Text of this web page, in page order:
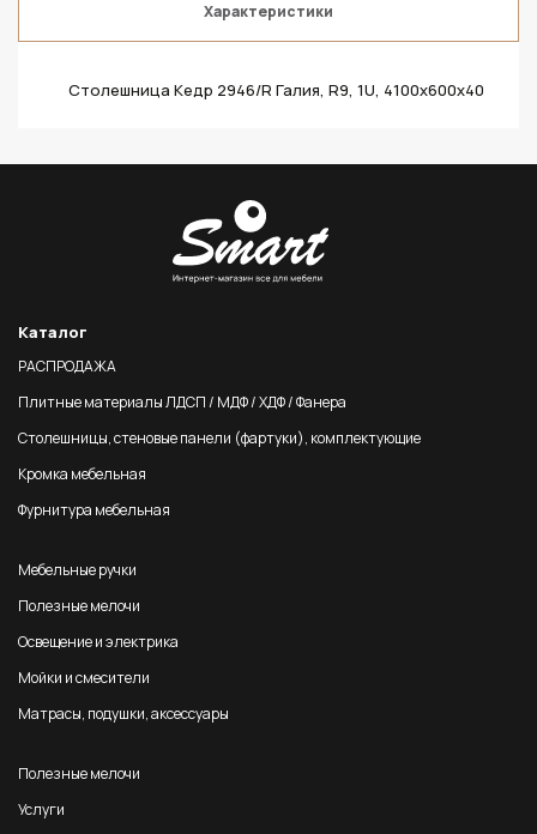
Характеристики
Столешница Кедр 2946/R Галия, R9, 1U, 4100х600х40
Каталог
РАСПРОДАЖА
Плитные материалы ЛДСП / МДФ / ХДФ / Фанера
Столешницы, стеновые панели (фартуки), комплектующие
Кромка мебельная
Фурнитура мебельная
Мебельные ручки
Полезные мелочи
Освещение и электрика
Мойки и смесители
Матрасы, подушки, аксессуары
Полезные мелочи
Услуги